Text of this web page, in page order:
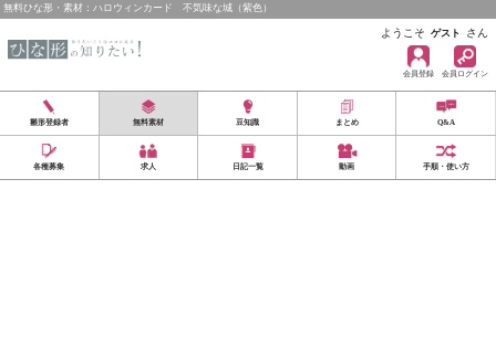
無料ひな形・素材：ハロウィンカード 不気味な城（紫色）
ようこそ ゲスト さん
会員登録 会員ログイン
雛形登録者 無料素材 豆知識 まとめ Q&A
各種募集 求人 日記一覧 動画 手順・使い方